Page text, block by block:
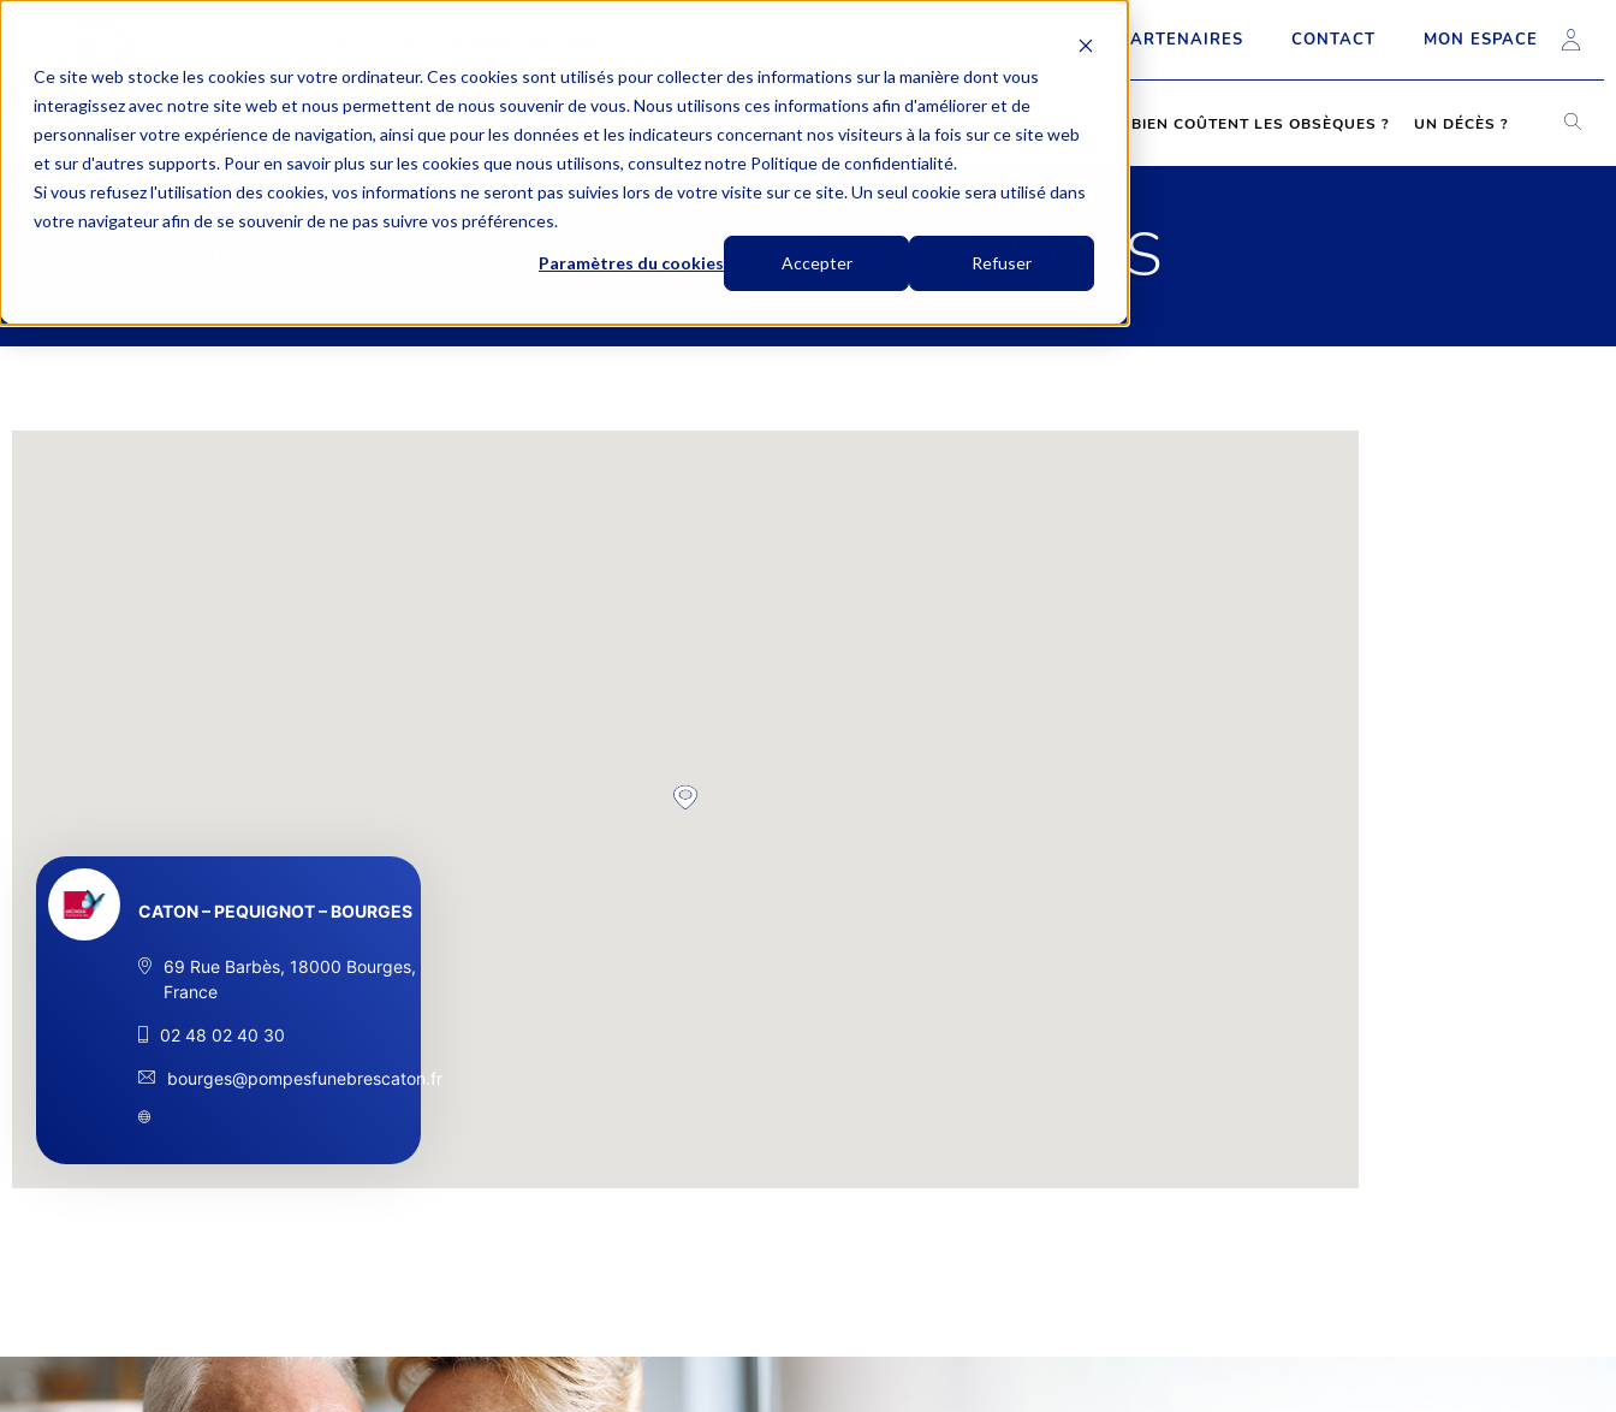
Ce site web stocke les cookies sur votre ordinateur. Ces cookies sont utilisés pour collecter des informations sur la manière dont vous
interagissez avec notre site web et nous permettent de nous souvenir de vous. Nous utilisons ces informations afin d'améliorer et de
personnaliser votre expérience de navigation, ainsi que pour les données et les indicateurs concernant nos visiteurs à la fois sur ce site web
et sur d'autres supports. Pour en savoir plus sur les cookies que nous utilisons, consultez notre Politique de confidentialité.
Si vous refusez l'utilisation des cookies, vos informations ne seront pas suivies lors de votre visite sur ce site. Un seul cookie sera utilisé dans
votre navigateur afin de se souvenir de ne pas suivre vos préférences.
Paramètres du cookies Accepter Refuser
PARTENAIRES CONTACT MON ESPACE
COMBIEN COÛTENT LES OBSÈQUES ? UN DÉCÈS ?
CATON – PEQUIGNOT – BOURGES
CATON – PEQUIGNOT – BOURGES
69 Rue Barbès, 18000 Bourges,
France
02 48 02 40 30
bourges@pompesfunebrescaton.fr